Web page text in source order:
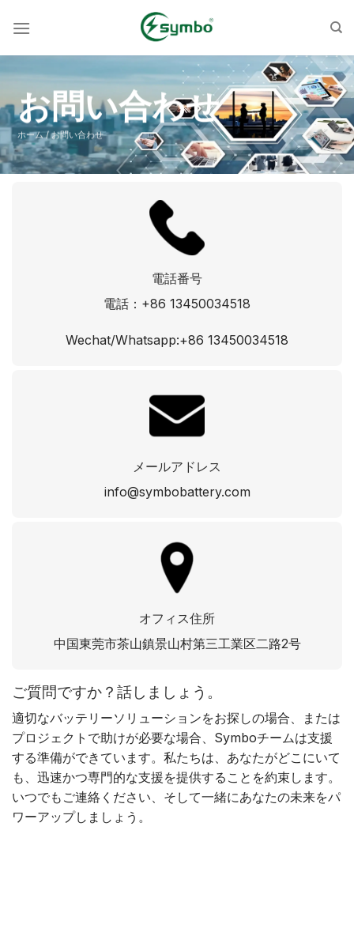
へ
ス
キ
ッ
お問い合わせ
ホーム / お問い合わせ
電話番号
電話：+86 13450034518
Wechat/Whatsapp:+86 13450034518
メールアドレス
info@symbobattery.com
オフィス住所
中国東莞市茶山鎮景山村第三工業区二路2号
ご質問ですか？話しましょう。
適切なバッテリーソリューションをお探しの場合、または
プロジェクトで助けが必要な場合、Symboチームは支援
する準備ができています。私たちは、あなたがどこにいて
も、迅速かつ専門的な支援を提供することを約束します。
いつでもご連絡ください、そして一緒にあなたの未来をパ
ワーアップしましょう。